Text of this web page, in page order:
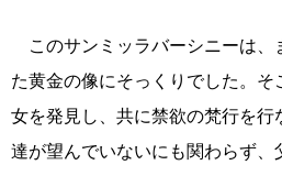
このサンミッラバーシニーは、
た黄金の像にそっくりでした。そ
女を発見し、共に禁欲の梵行を行
達が望んでいないにも関わらず、